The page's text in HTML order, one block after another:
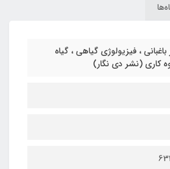
، فیزیولوژی گیاهی ، گیاه
کاری (نشر دی نگار)